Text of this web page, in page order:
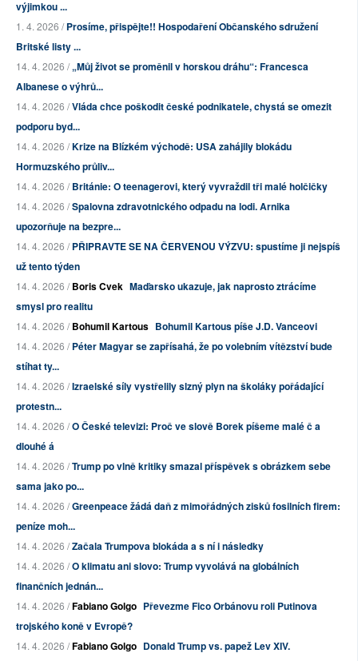
výjimkou ...
1. 4. 2026 /Prosíme, přispějte!! Hospodaření Občanského sdružení
Britské listy ...
14. 4. 2026 /„Můj život se proměnil v horskou dráhu“: Francesca
Albanese o výhrů...
14. 4. 2026 /Vláda chce poškodit české podnikatele, chystá se omezit
podporu byd...
14. 4. 2026 /Krize na Blízkém východě: USA zahájily blokádu
Hormuzského průliv...
14. 4. 2026 /Británie: O teenagerovi, který vyvraždil tři malé holčičky
14. 4. 2026 /Spalovna zdravotnického odpadu na lodi. Arnika
upozorňuje na bezpre...
14. 4. 2026 /PŘIPRAVTE SE NA ČERVENOU VÝZVU: spustíme ji nejspíš
už tento týden
14. 4. 2026 /Boris Cvek Maďarsko ukazuje, jak naprosto ztrácíme
smysl pro realitu
14. 4. 2026 /Bohumil Kartous Bohumil Kartous píše J.D. Vanceovi
14. 4. 2026 /Péter Magyar se zapřísahá, že po volebním vítězství bude
stíhat ty...
14. 4. 2026 /Izraelské síly vystřelily slzný plyn na školáky pořádající
protestn...
14. 4. 2026 /O České televizi: Proč ve slově Borek píšeme malé č a
dlouhé á
14. 4. 2026 /Trump po vlně kritiky smazal příspěvek s obrázkem sebe
sama jako po...
14. 4. 2026 /Greenpeace žádá daň z mimořádných zisků fosilních firem:
peníze moh...
14. 4. 2026 /Začala Trumpova blokáda a s ní i následky
14. 4. 2026 /O klimatu ani slovo: Trump vyvolává na globálních
finančních jednán...
14. 4. 2026 /Fabiano Golgo Převezme Fico Orbánovu roli Putinova
trojského koně v Evropě?
14. 4. 2026 /Fabiano Golgo Donald Trump vs. papež Lev XIV.